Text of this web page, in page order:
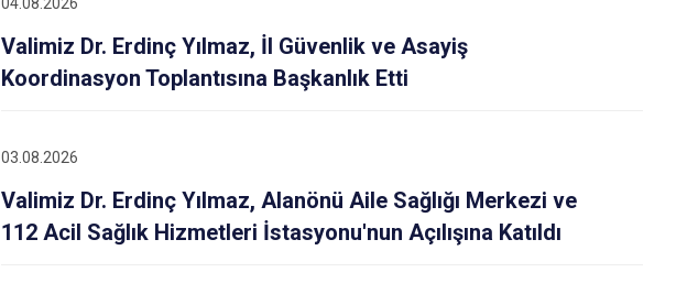
Valimiz Dr. Erdinç Yılmaz, İl Güvenlik ve Asayiş
Koordinasyon Toplantısına Başkanlık Etti
03.08.2026
Valimiz Dr. Erdinç Yılmaz, Alanönü Aile Sağlığı Merkezi ve
112 Acil Sağlık Hizmetleri İstasyonu'nun Açılışına Katıldı